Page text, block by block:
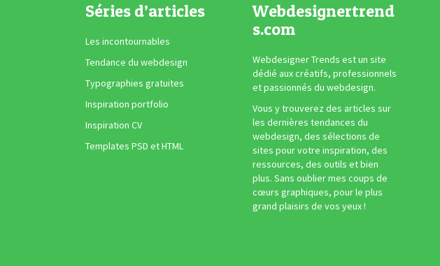
Séries d’articles
Les incontournables
Tendance du webdesign
Typographies gratuites
Inspiration portfolio
Inspiration CV
Templates PSD et HTML
Webdesignertrend
s.com
Webdesigner Trends est un site
dédié aux créatifs, professionnels
et passionnés du webdesign.
Vous y trouverez des articles sur
les dernières tendances du
webdesign, des sélections de
sites pour votre inspiration, des
ressources, des outils et bien
plus. Sans oublier mes coups de
cœurs graphiques, pour le plus
grand plaisirs de vos yeux !